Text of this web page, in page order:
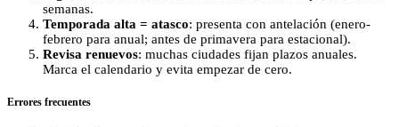
semanas.
Temporada alta = atasco: presenta con antelación (enero-
febrero para anual; antes de primavera para estacional).
Revisa renuevos: muchas ciudades fijan plazos anuales.
Marca el calendario y evita empezar de cero.
Errores frecuentes